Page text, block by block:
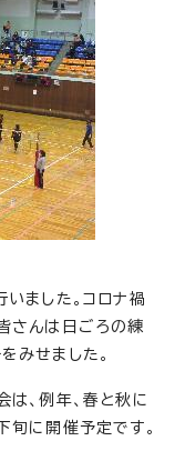
ました。コロナ禍
さんは日ごろの練
みせました。
は、例年、春と秋に
旬に開催予定です。